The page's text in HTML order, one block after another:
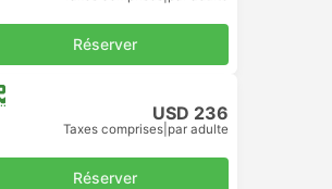
Réserver
USD 236
Taxes comprises par adulte
Réserver